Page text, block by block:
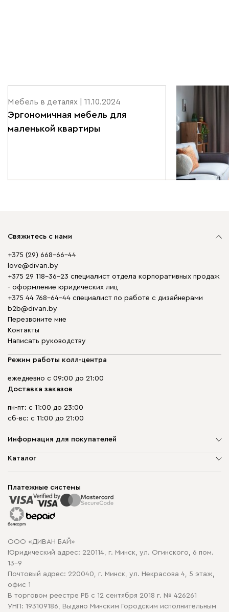
Мебель в деталях | 11.10.2024
Эргономичная мебель для
маленькой квартиры
Мебель в
маленькой
Свяжитесь с нами
+375 (29) 668-66-44
love@divan.by
+375 29 118-36-23 специалист отдела корпоративных продаж
- оформление юридических лиц
+375 44 768-64-44 специалист по работе с дизайнерами
b2b@divan.by
Перезвоните мне
Контакты
Написать руководству
Режим работы колл-центра
ежедневно с 09:00 до 21:00
Доставка заказов
пн-пт: с 11:00 до 23:00
сб-вс: с 11:00 до 21:00
Информация для покупателей
О компании
Способы оплаты
Рассрочка и кредит
Гарантия
Карта сайта
Политика конфиденциальности
Политика в отношении обработки cookie
Каталог
Корпусная мебель
Распродажа мебели
Платежные системы
ООО «ДИВАН БАЙ»
Юридический адрес: 220114, г. Минск, ул. Огинского, 6 пом.
13-9
Почтовый адрес: 220040, г. Минск, ул. Некрасова 4, 5 этаж,
офис 1
В торговом реестре РБ с 12 сентября 2018 г. № 426261
УНП: 193109186, Выдано Минским Городским исполнительным